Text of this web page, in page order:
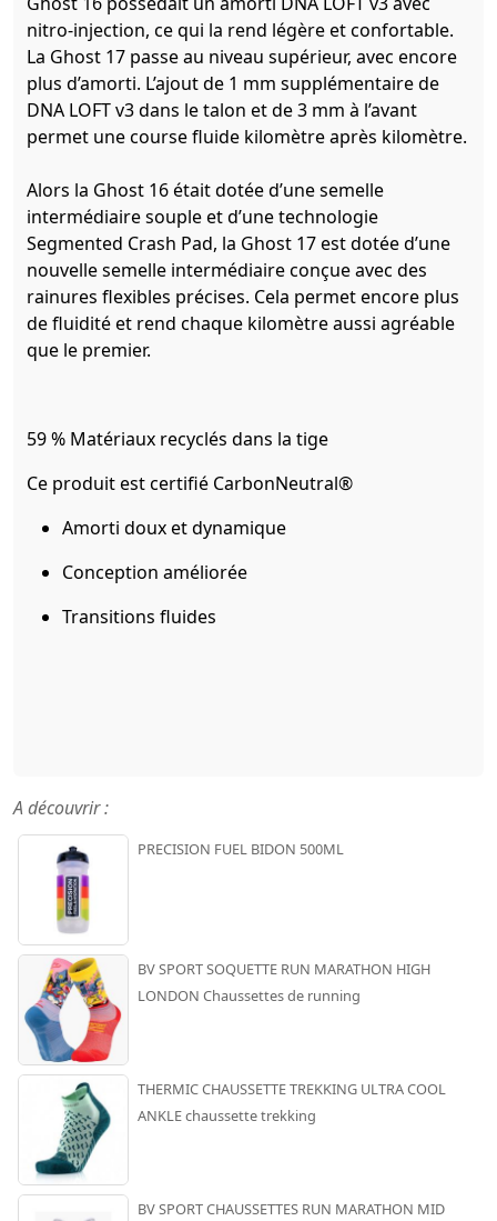
nitro-injection, ce qui la rend légère et confortable.
La Ghost 17 passe au niveau supérieur, avec encore
plus d’amorti. L’ajout de 1 mm supplémentaire de
DNA LOFT v3 dans le talon et de 3 mm à l’avant
permet une course fluide kilomètre après kilomètre.
Alors la Ghost 16 était dotée d’une semelle
intermédiaire souple et d’une technologie
Segmented Crash Pad, la Ghost 17 est dotée d’une
nouvelle semelle intermédiaire conçue avec des
rainures flexibles précises. Cela permet encore plus
de fluidité et rend chaque kilomètre aussi agréable
que le premier.
59 % Matériaux recyclés dans la tige
Ce produit est certifié CarbonNeutral®
Amorti doux et dynamique
Conception améliorée
Transitions fluides
A découvrir :
PRECISION FUEL BIDON 500ML
BV SPORT SOQUETTE RUN MARATHON HIGH
LONDON Chaussettes de running
THERMIC CHAUSSETTE TREKKING ULTRA COOL
ANKLE chaussette trekking
BV SPORT CHAUSSETTES RUN MARATHON MID